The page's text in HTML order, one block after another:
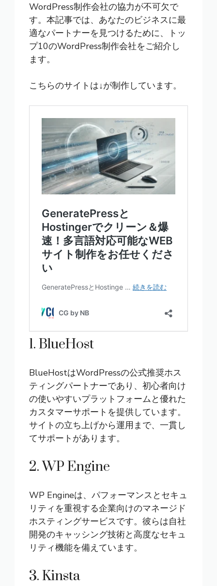
WordPress制作会社の協力が不可欠で
す。本記事では、あなたのビジネスに最
適なパートナーを見つけるために、トッ
プ10のWordPress制作会社をご紹介し
ます。
こちらのサイトは↓が制作しています。
1. BlueHost
BlueHostはWordPressの公式推奨ホス
ティングパートナーであり、初心者向け
の使いやすいプラットフォームと優れた
カスタマーサポートを提供しています。
サイトの立ち上げから運用まで、一貫し
てサポートがあります。
2. WP Engine
WP Engineは、パフォーマンスとセキュ
リティを重視する企業向けのマネージド
ホスティングサービスです。彼らは自社
開発のキャッシング技術と高度なセキュ
リティ機能を備えています。
3. Kinsta